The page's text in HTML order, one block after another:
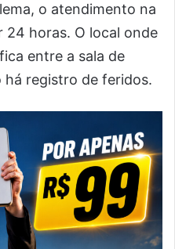
o atendimento na
24 horas. O local onde
entre a sala de
há registro de feridos.